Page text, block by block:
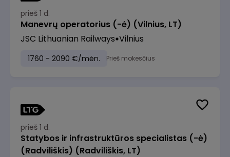
prieš 1 d.
Manevrų operatorius (-ė) (Vilnius, LT)
JSC Lithuanian Railways Vilnius
1760 - 2090 €/mėn. Prieš mokesčius
prieš 1 d.
Statybos ir infrastruktūros specialistas (-ė)
(Radviliškis) (Radviliškis, LT)